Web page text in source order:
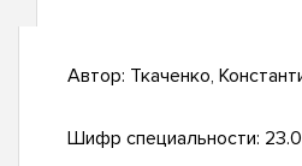
Автор: Ткаченко,
Шифр специальности: